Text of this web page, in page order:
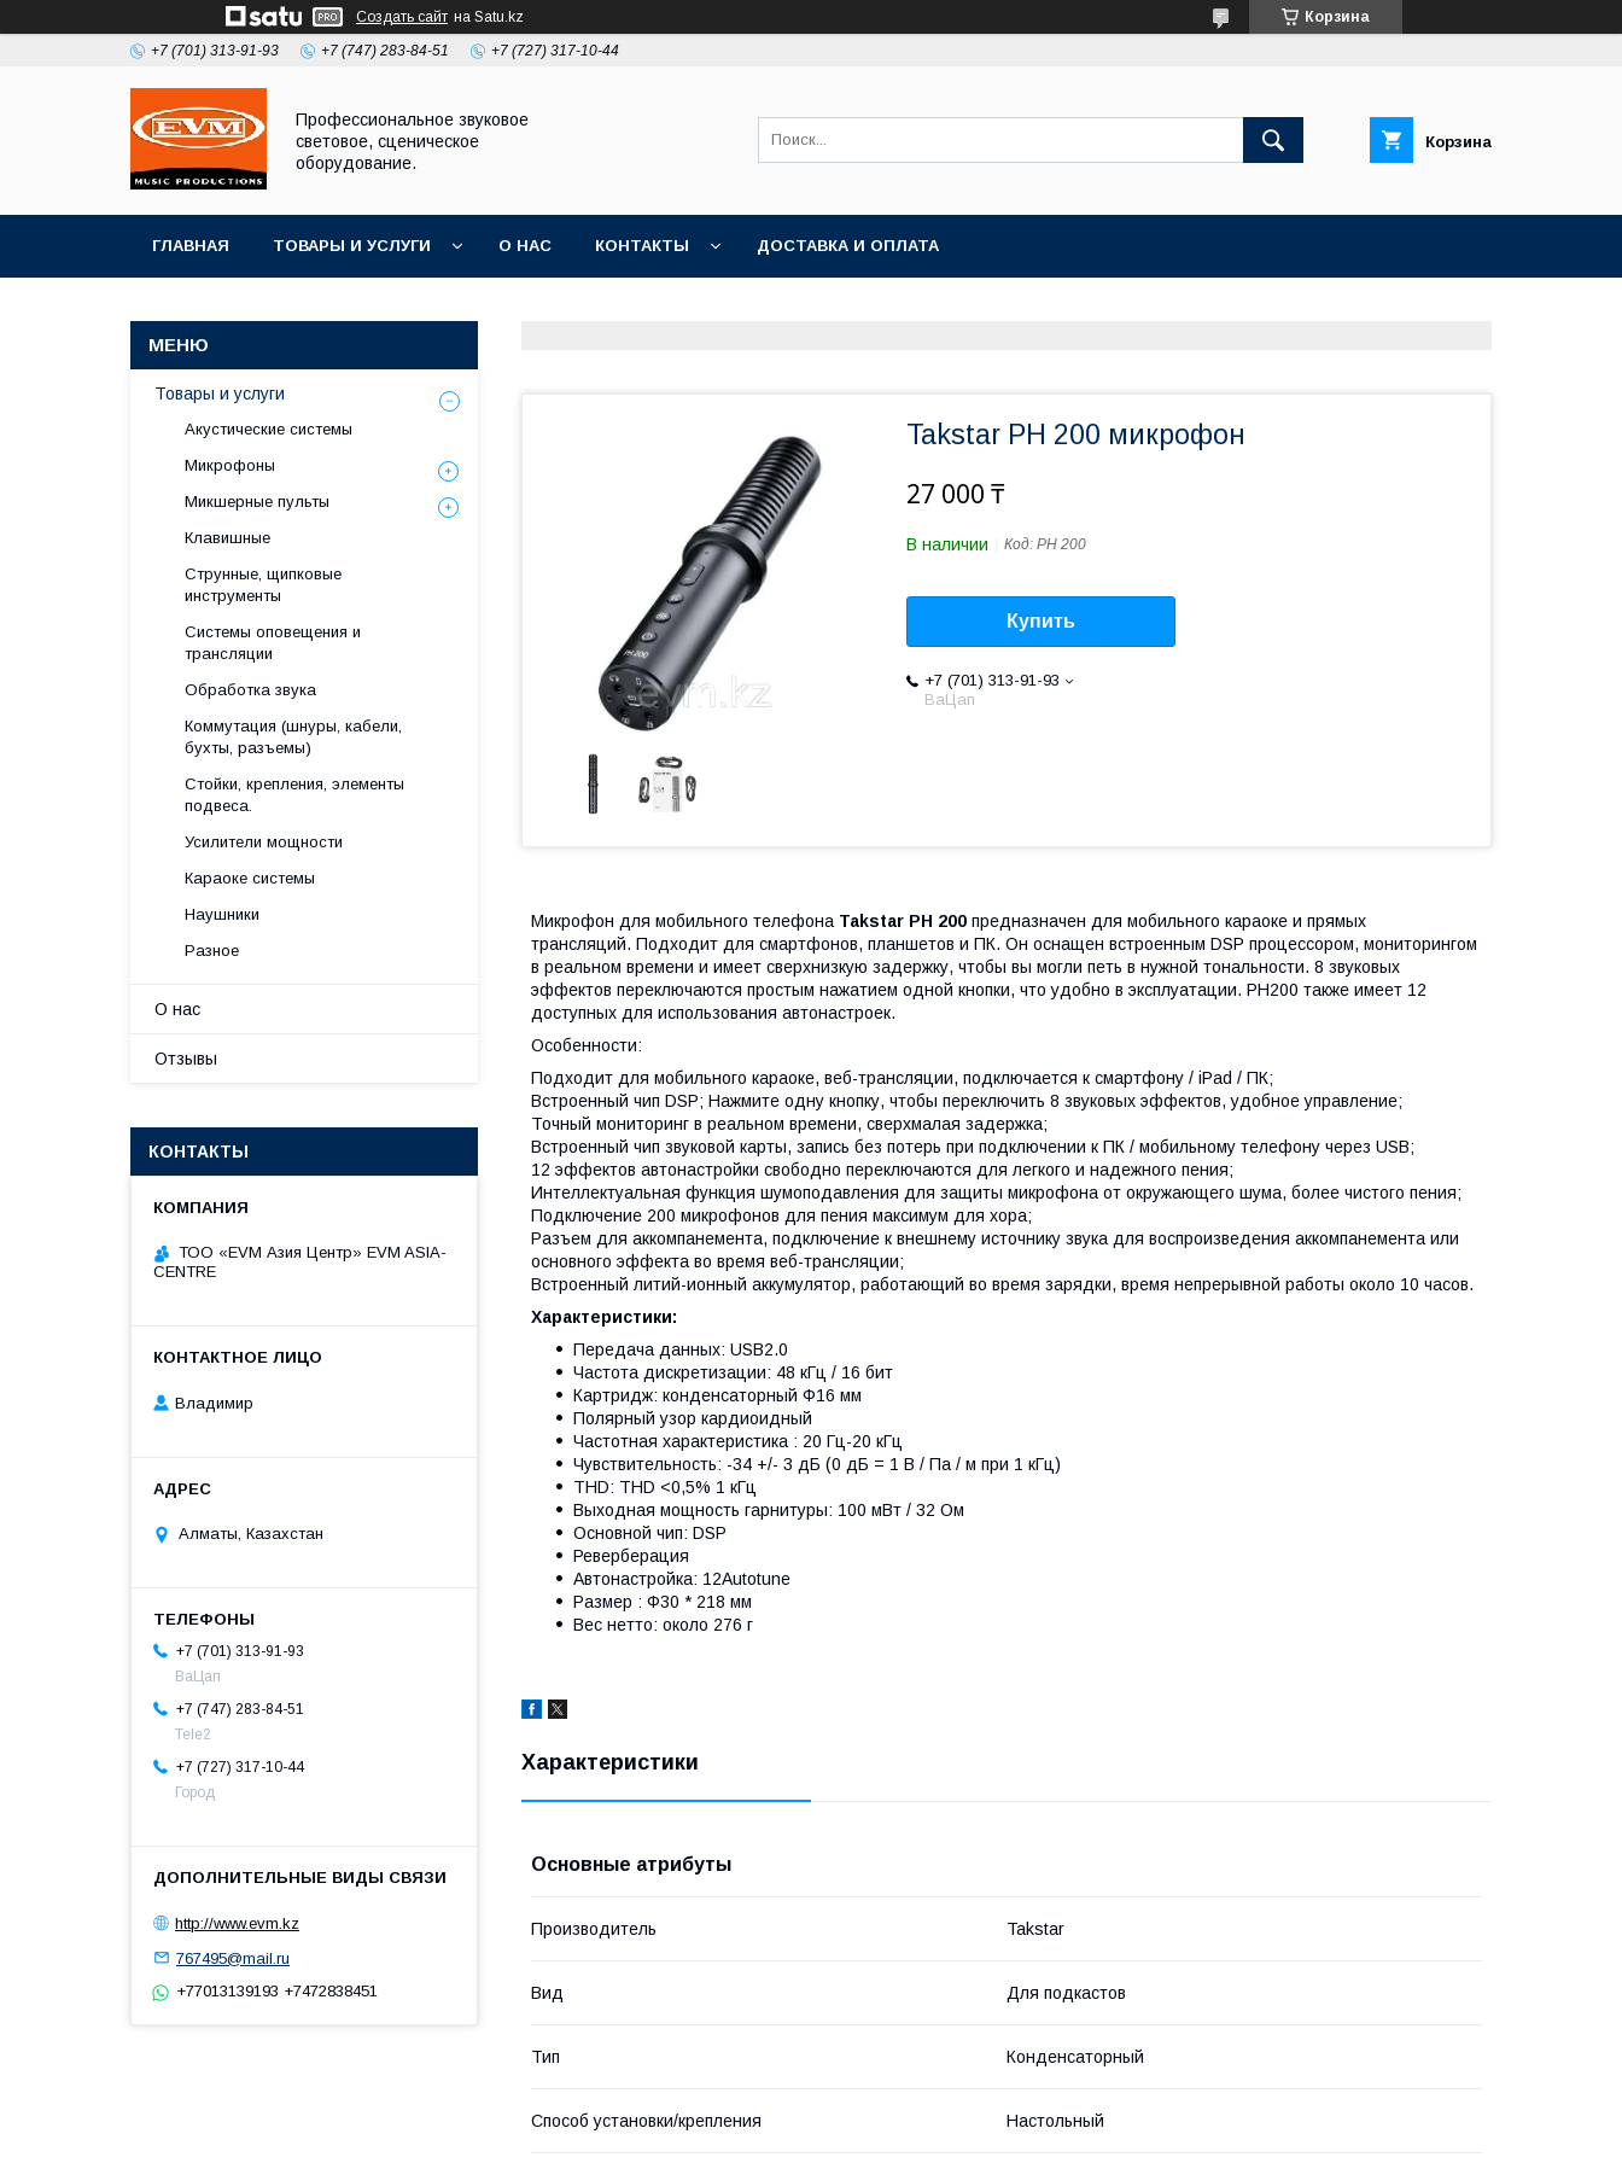
Создать сайт на Satu.kz Корзина
+7 (701) 313-91-93 +7 (747) 283-84-51 +7 (727) 317-10-44
Профессиональное звуковое
световое, сценическое
оборудование.
Корзина
ГЛАВНАЯ ТОВАРЫ И УСЛУГИ О НАС КОНТАКТЫ ДОСТАВКА И ОПЛАТА
Takstar PH 200 микрофон
27 000 ₸
В наличии Код: PH 200
Купить
+7 (701) 313-91-93
ВаЦап
Микрофон для мобильного телефона Takstar PH 200 предназначен для мобильного караоке и прямых
трансляций. Подходит для смартфонов, планшетов и ПК. Он оснащен встроенным DSP процессором, мониторингом
в реальном времени и имеет сверхнизкую задержку, чтобы вы могли петь в нужной тональности. 8 звуковых
эффектов переключаются простым нажатием одной кнопки, что удобно в эксплуатации. PH200 также имеет 12
доступных для использования автонастроек.
Особенности:
Подходит для мобильного караоке, веб-трансляции, подключается к смартфону / iPad / ПК;
Встроенный чип DSP; Нажмите одну кнопку, чтобы переключить 8 звуковых эффектов, удобное управление;
Точный мониторинг в реальном времени, сверхмалая задержка;
Встроенный чип звуковой карты, запись без потерь при подключении к ПК / мобильному телефону через USB;
12 эффектов автонастройки свободно переключаются для легкого и надежного пения;
Интеллектуальная функция шумоподавления для защиты микрофона от окружающего шума, более чистого пения;
Подключение 200 микрофонов для пения максимум для хора;
Разъем для аккомпанемента, подключение к внешнему источнику звука для воспроизведения аккомпанемента или
основного эффекта во время веб-трансляции;
Встроенный литий-ионный аккумулятор, работающий во время зарядки, время непрерывной работы около 10 часов.
Характеристики:
Передача данных: USB2.0
Частота дискретизации: 48 кГц / 16 бит
Картридж: конденсаторный Ф16 мм
Полярный узор кардиоидный
Частотная характеристика : 20 Гц-20 кГц
Чувствительность: -34 +/- 3 дБ (0 дБ = 1 В / Па / м при 1 кГц)
THD: THD <0,5% 1 кГц
Выходная мощность гарнитуры: 100 мВт / 32 Ом
Основной чип: DSP
Реверберация
Автонастройка: 12Autotune
Размер : Ф30 * 218 мм
Вес нетто: около 276 г
Характеристики
Основные атрибуты
Производитель Takstar
Вид Для подкастов
Тип Конденсаторный
Способ установки/крепления Настольный
Товары и услуги
Акустические системы
Микрофоны
Микшерные пульты
Клавишные
Струнные, щипковые
инструменты
Системы оповещения и
трансляции
Обработка звука
Коммутация (шнуры, кабели,
бухты, разъемы)
Стойки, крепления, элементы
подвеса.
Усилители мощности
Караоке системы
Наушники
Разное
О нас
Отзывы
КОНТАКТЫ
ТОО «EVM Азия Центр» EVM ASIA-
CENTRE
Владимир
Алматы, Казахстан
+7 (701) 313-91-93
ВаЦап
+7 (747) 283-84-51
Tele2
+7 (727) 317-10-44
Город
http://www.evm.kz
767495@mail.ru
+77013139193 +7472838451